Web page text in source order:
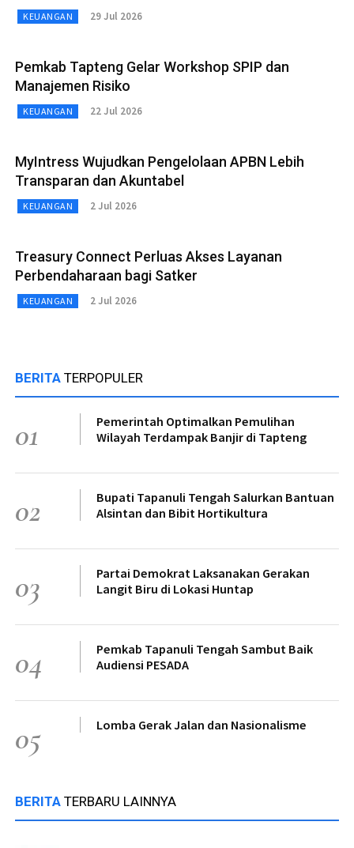
KEUANGAN 29 Jul 2026
Pemkab Tapteng Gelar Workshop SPIP dan
Manajemen Risiko
KEUANGAN 22 Jul 2026
MyIntress Wujudkan Pengelolaan APBN Lebih
Transparan dan Akuntabel
KEUANGAN 2 Jul 2026
Treasury Connect Perluas Akses Layanan
Perbendaharaan bagi Satker
KEUANGAN 2 Jul 2026
BERITA TERPOPULER
01
Pemerintah Optimalkan Pemulihan
Wilayah Terdampak Banjir di Tapteng
02
Bupati Tapanuli Tengah Salurkan Bantuan
Alsintan dan Bibit Hortikultura
03
Partai Demokrat Laksanakan Gerakan
Langit Biru di Lokasi Huntap
04
Pemkab Tapanuli Tengah Sambut Baik
Audiensi PESADA
05 Lomba Gerak Jalan dan Nasionalisme
BERITA TERBARU LAINNYA